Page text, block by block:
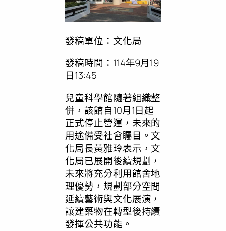
發稿單位：文化局
發稿時間：114年9月19
日13:45
兒童科學館隨著組織整
併，該館自10月1日起
正式停止營運，未來的
用途備受社會矚目。文
化局長黃雅玲表示，文
化局已展開後續規劃，
未來將充分利用館舍地
理優勢，規劃部分空間
延續藝術與文化展演，
讓建築物在轉型後持續
發揮公共功能。